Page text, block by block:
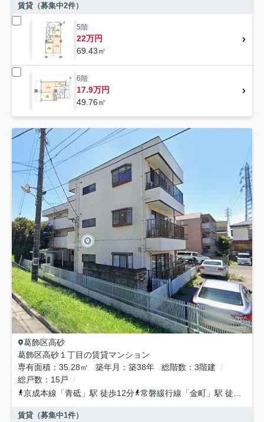
賃貸（募集中2件）
5階
22万円
69.43㎡
6階
17.9万円
49.76㎡
葛飾区高砂
葛飾区高砂１丁目の賃貸マンション
専有面積
35.28㎡ 築年月 築38年 総階数
3階建
総戸数
15戸
京成本線 「青砥 」駅 徒歩12分 常磐緩行線 「金町 」駅 徒歩13分
賃貸（募集中1件）